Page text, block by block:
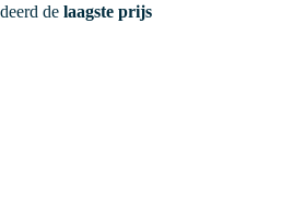
de laagste prijs